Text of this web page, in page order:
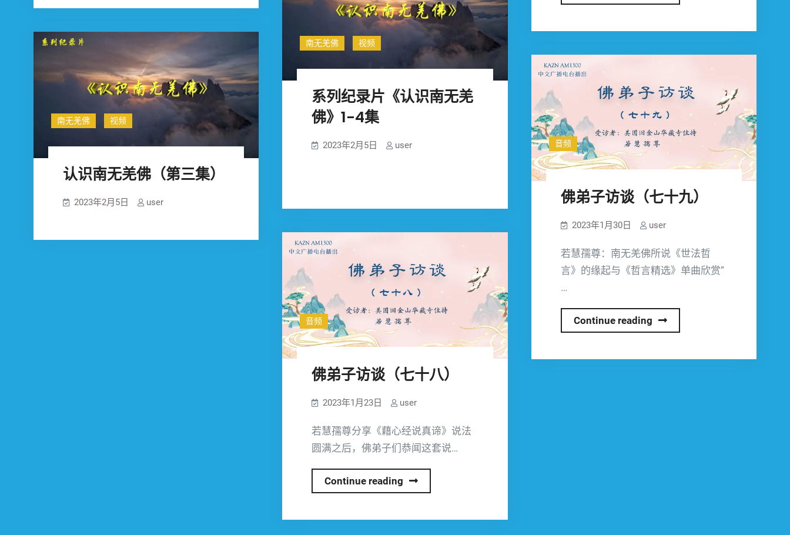
（八
十
一）
弟
十）
南无羌佛 视频
系列纪录片《认识南无羌
佛》1-4集
2023年2月5日 user
南无羌佛 视频
认识南无羌佛（第三集）
2023年2月5日 user
音频
佛弟子访谈（七十九）
2023年1月30日 user
若慧孺尊：南无羌佛所说《世法哲
言》的缘起与《哲言精选》单曲欣赏”
…
Continue reading佛
弟
音频
佛弟子访谈（七十八）
2023年1月23日 user
若慧孺尊分享《藉心经说真谛》说法
圆满之后，佛弟子们恭闻这套说…
Continue reading 佛
弟